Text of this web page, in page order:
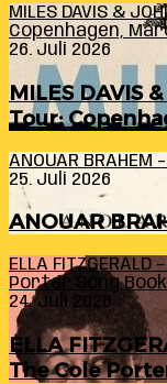
MILES DAVIS &
Copenhagen,
26. Juli 2026
MILES DAVIS
Tour:
ANOUAR
25. Juli 2026
ANOUAR
ELLA
Porter Song Book
24. Juli 2026
ELLA
The Cole